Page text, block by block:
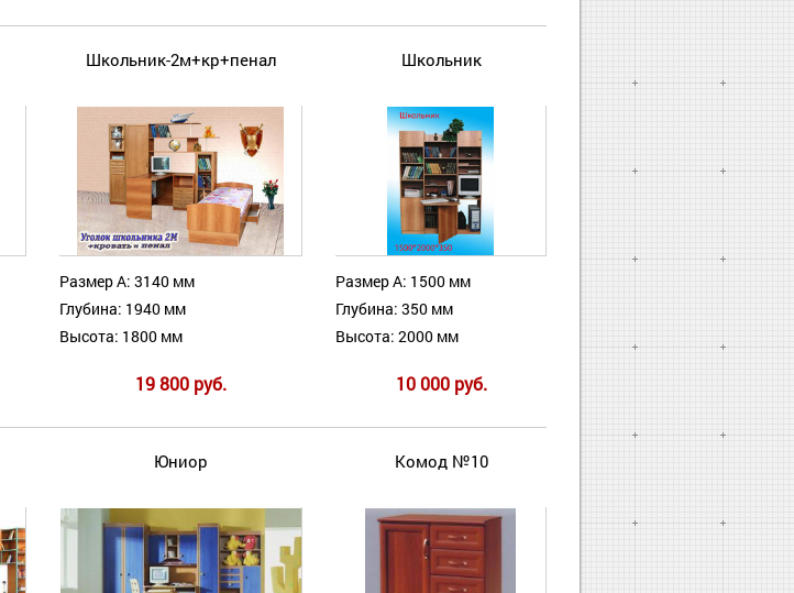
Школьник-2м+кр+пенал
Размер А: 3140 мм
Глубина: 1940 мм
Высота: 1800 мм
19 800 руб.
Школьник
Размер А: 1500 мм
Глубина: 350 мм
Высота: 2000 мм
10 000 руб.
Юниор Комод №10